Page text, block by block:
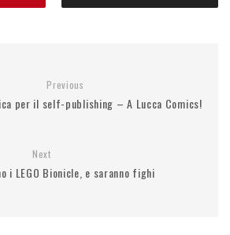
Previous
per il self-publishing – A Lucca Comics!
Next
i LEGO Bionicle, e saranno fighi